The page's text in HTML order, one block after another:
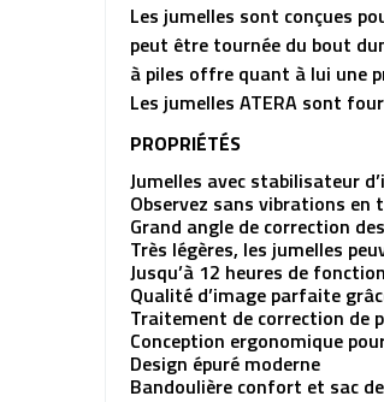
Les jumelles sont conçues
peut être tournée du bout
à piles offre quant à lui une
Les jumelles ATERA sont
PROPRIÉTÉS
Jumelles avec stabilisateur
Observez sans vibrations
Grand angle de correction
Très légères, les jumelles
Jusqu’à 12 heures de
Qualité d’image parfaite
Traitement de correction de
Conception ergonomique
Design épuré moderne
Bandoulière confort et sac